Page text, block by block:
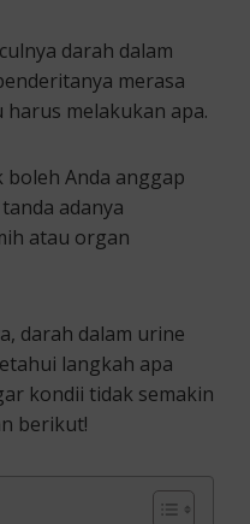
darah dalam
merasa
harus melakukan apa.
boleh Anda anggap
adanya
atau organ
darah dalam urine
langkah apa
kondii tidak semakin
berikut!